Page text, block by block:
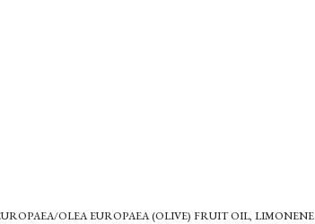
OLEA EUROPAEA (OLIVE) FRUIT OIL, LIMONENE